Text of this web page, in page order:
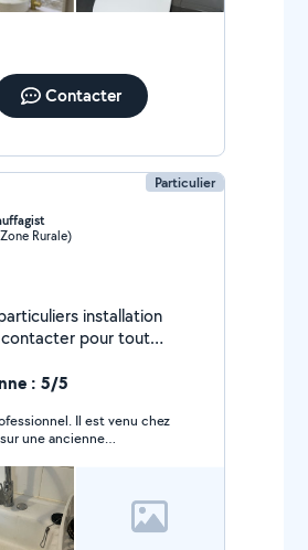
Contacter
Particulier
Rurale)
installation
contacter pour tout
: 5/5
Il est venu chez
une ancienne
en cas de
on est très contentes.